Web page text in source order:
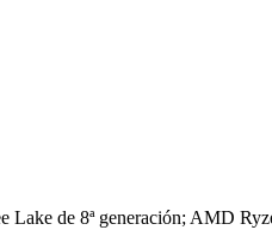
Lake de 8ª generación; AMD